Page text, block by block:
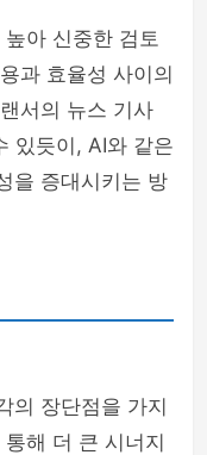
아 신중한 검토
과 효율성 사이의
서의 뉴스 기사
있듯이, AI와 같은
을 증대시키는 방
의 장단점을 가지
해 더 큰 시너지